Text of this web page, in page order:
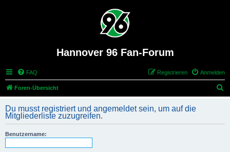
Hannover 96 Fan-Forum
FAQ Anmelden
Registrieren
Foren-Übersicht
h
Du musst registriert und angemeldet sein, um auf die
Mitgliederliste zuzugreifen.
Benutzername: